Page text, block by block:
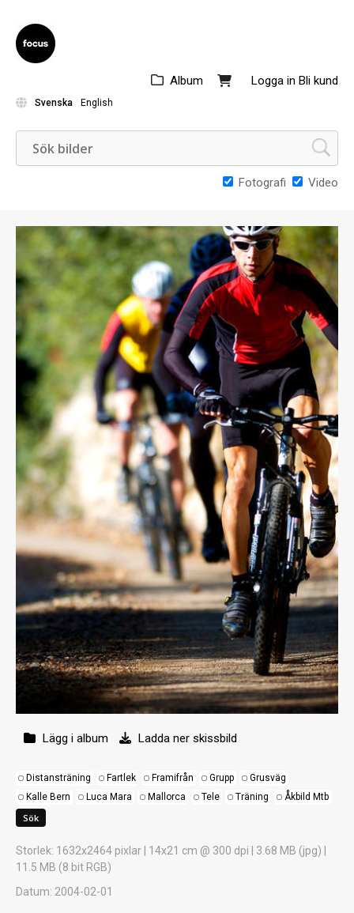
Logga in Bli kund
Album
Svenska English
Fotografi Video
Lägg i album Ladda ner skissbild
Distansträning Fartlek Framifrån Grupp
Grusväg
Kalle Bern
Luca Mara Mallorca Tele Träning Åkbild Mtb
Storlek: 1632x2464 pixlar | 14x21 cm @ 300 dpi | 3.68 MB (jpg) |
11.5 MB (8 bit RGB)
Datum: 2004-02-01